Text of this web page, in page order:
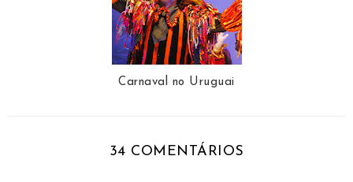
Carnaval no Uruguai
34 COMENTÁRIOS